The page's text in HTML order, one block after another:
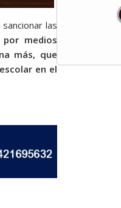
las
medios
más, que
en el